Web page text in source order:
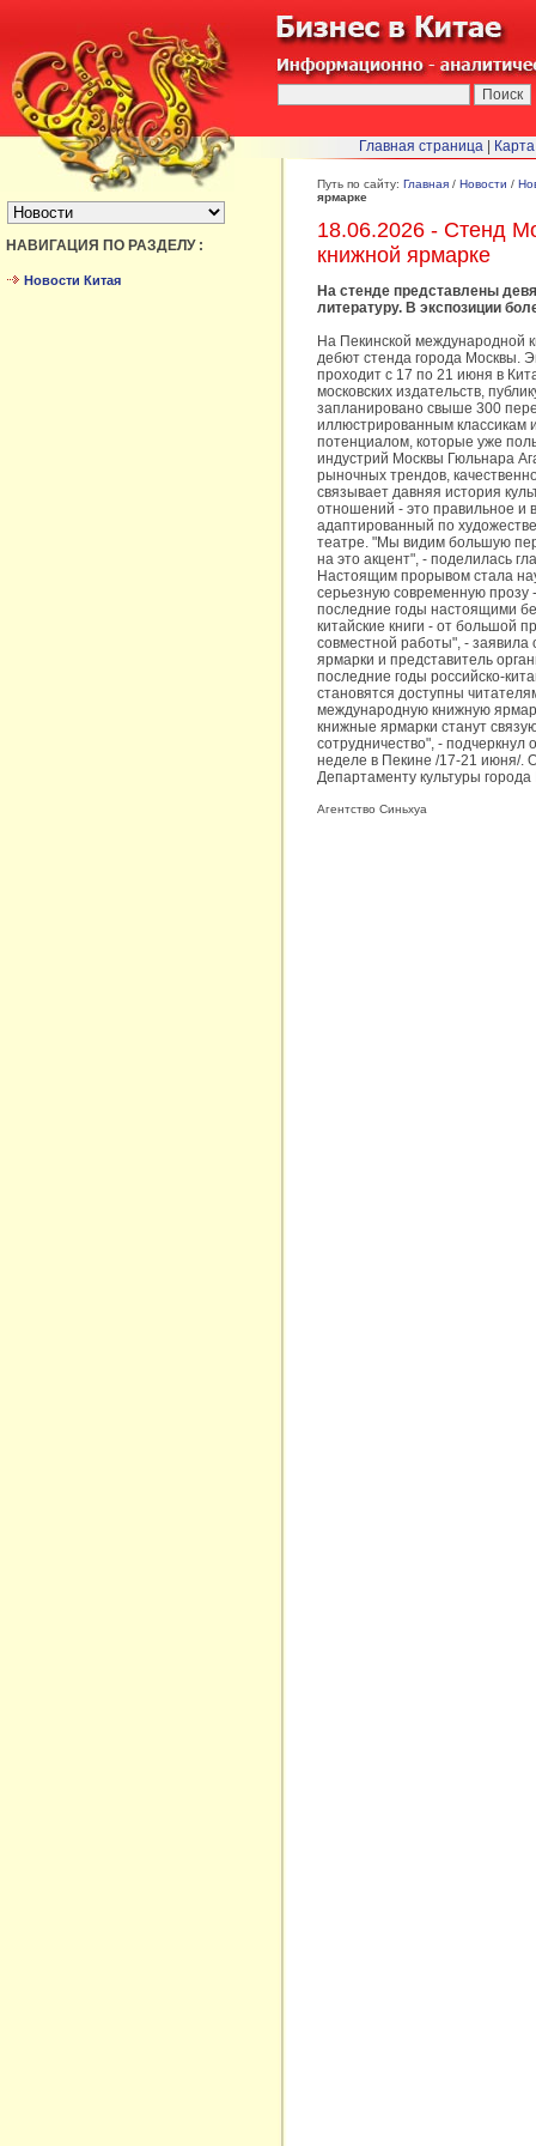
БЫСТРЫЙ ПЕРЕХОД :
НАВИГАЦИЯ ПО РАЗДЕЛУ :
Новости Китая
Путь по сайту: Главная / Новости /
ярмарке
18.06.2026 - Стенд
книжной ярмарке
На стенде представлены
литературу. В экспозиции
На Пекинской международной
дебют стенда города Москвы.
проходит с 17 по 21 июня в
московских издательств,
запланировано свыше 300
иллюстрированным классикам
потенциалом, которые уже
индустрий Москвы Гюльнара
рыночных трендов,
связывает давняя история
отношений - это правильное и
адаптированный по
театре. "Мы видим большую
на это акцент", - поделилась
Настоящим прорывом стала
серьезную современную
последние годы настоящими
китайские книги - от большой
совместной работы", -
ярмарки и представитель
последние годы российско-
становятся доступны
международную книжную
книжные ярмарки станут
сотрудничество", -
неделе в Пекине /17-21 июня/.
Департаменту культуры
Агентство Синьхуа
Главная страница